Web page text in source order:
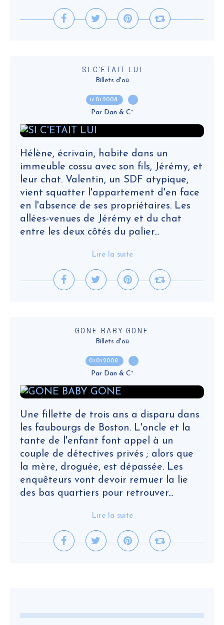
SI C'ETAIT LUI
Billets d'où
17.01.2008 …
Par Dan & C°
Hélène, écrivain, habite dans un
immeuble cossu avec son fils, Jérémy, et
leur chat. Valentin, un SDF atypique,
vient squatter l'appartement d'en face
en l'absence de ses propriétaires. Les
allées-venues de Jérémy et du chat
entre les deux côtés du palier...
Lire la suite
GONE BABY GONE
Billets d'où
01.01.2008 …
Par Dan & C°
Une fillette de trois ans a disparu dans
les faubourgs de Boston. L'oncle et la
tante de l'enfant font appel à un
couple de détectives privés ; alors que
la mère, droguée, est dépassée. Les
enquêteurs vont devoir remuer la lie
des bas quartiers pour retrouver...
Lire la suite